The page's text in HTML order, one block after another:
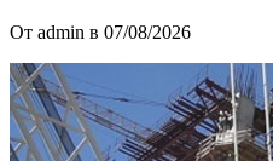
От admin в 07/08/2026